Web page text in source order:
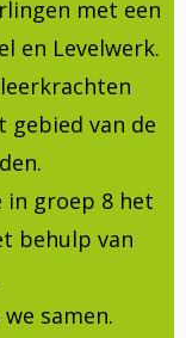
met een
en Levelwerk.
gebied van de
in groep 8 het
behulp van
samen.